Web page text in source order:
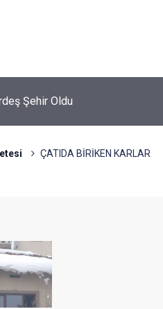
Şehir Oldu
ÇATIDA BİRİKEN KARLAR